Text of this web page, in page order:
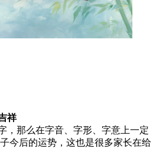
祥
，那么在字音、字形、字意上一定
今后的运势，这也是很多家长在给